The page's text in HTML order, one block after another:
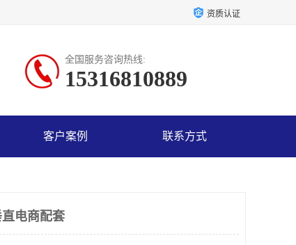
资质认证
全国服务咨询热线:
15316810889
客户案例 联系方式
电商配套